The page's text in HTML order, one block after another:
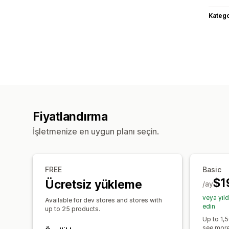
Fiyatlandırma
İşletmenize en uygun planı seçin.
FREE
Ücretsiz yükleme
Available for dev stores and stores with
up to 25 products.
Basic
/ay
veya
edin
Up to